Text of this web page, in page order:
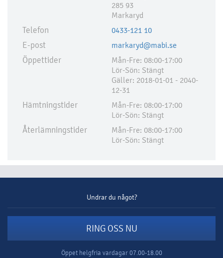
285 93
Markaryd
Telefon 0433-121 10
E-post markaryd@mabi.se
Öppettider
Mån-Fre: 08:00-17:00
Lör-Sön: Stängt
Gäller: 2018-01-01 - 2040-
12-31
Hämtningstider
Mån-Fre: 08:00-17:00
Lör-Sön: Stängt
Återlämningstider
Mån-Fre: 08:00-17:00
Lör-Sön: Stängt
Undrar du något?
RING OSS NU
Öppet helgfria vardagar 07.00-18.00